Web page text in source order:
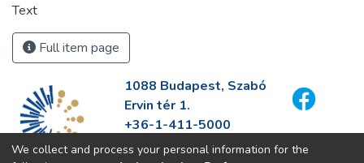
Text
Full item page
1088 Budapest, Szabó
Ervin tér 1.
+36-1-411-5000
info@fszek.hu
We collect and process your personal information for the